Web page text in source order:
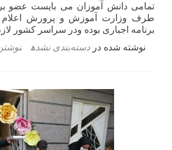
تمامی دانش آموزان می بایست عضو
طرف وزارت آموزش و پرورش اعلام
برنامه اجباری بوده ودر سراسر کشور
نوشته شده در دسته‌بندی نشده